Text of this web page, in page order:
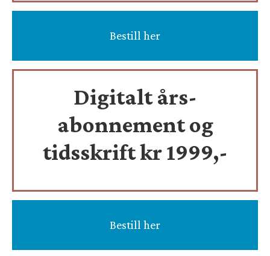
Bestill her
Digitalt års-
abonnement og
tidsskriftkr 1999,-
Bestill her